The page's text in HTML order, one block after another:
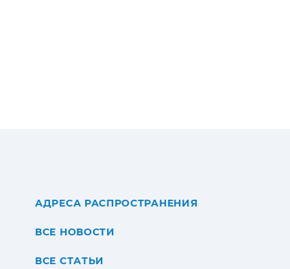
АДРЕСА РАСПРОСТРАНЕНИЯ
ВСЕ НОВОСТИ
ВСЕ СТАТЬИ